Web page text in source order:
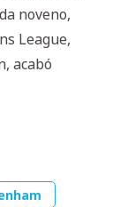
noveno,
League,
acabó